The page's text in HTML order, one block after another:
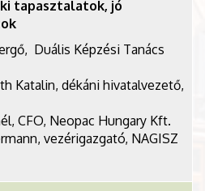
tapasztalatok, jó
Duális Képzési Tanács
Katalin, dékáni hivatalvezető,
CFO, Neopac Hungary Kft.
vezérigazgató, NAGISZ